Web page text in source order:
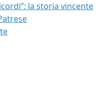
la storia vincente